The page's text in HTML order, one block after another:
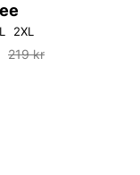
2XL
219 kr